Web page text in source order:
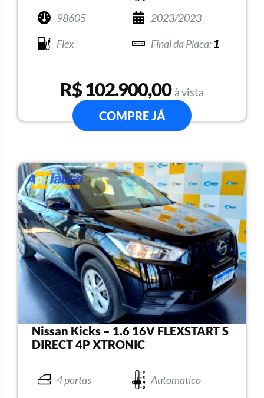
98605
2023/2023
Flex
1
R$ 102.900,00 à vista
COMPRE JÁ
Nissan Kicks – 1.6 16V FLEXSTART S
DIRECT 4P XTRONIC
4 portas
Automatico